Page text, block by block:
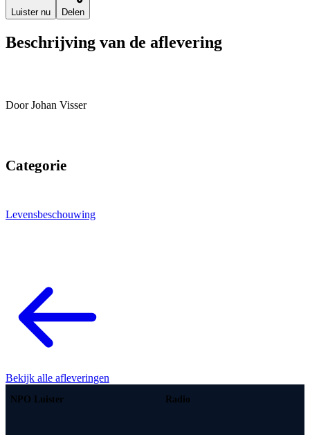
Luister nu Delen
Beschrijving van de aflevering
Door Johan Visser
Categorie
Levensbeschouwing
Bekijk alle afleveringen
NPO Luister Radio